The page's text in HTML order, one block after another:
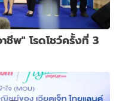
ชีพ" โรดโชว์ครั้งที่ 3